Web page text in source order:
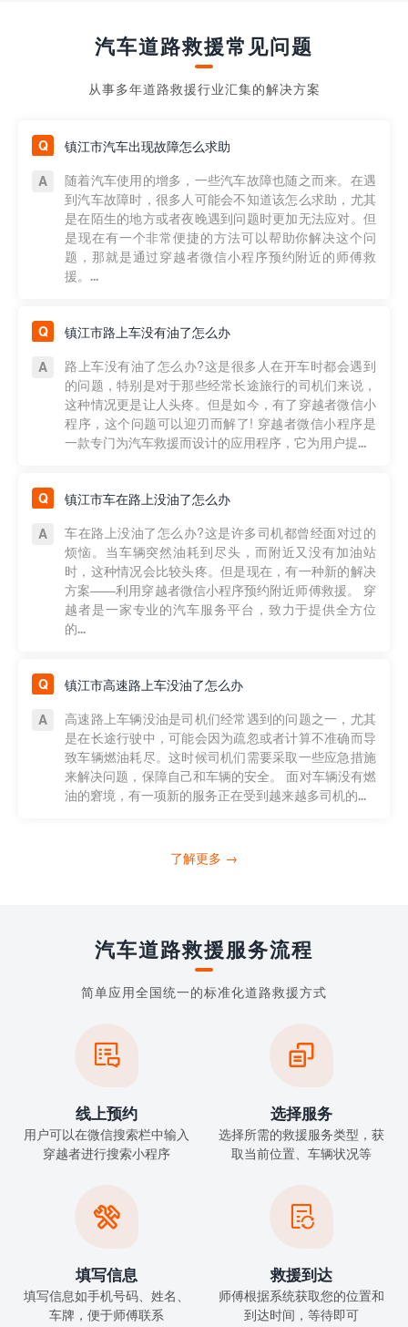
汽车道路救援常见问题
从事多年道路救援行业汇集的解决方案
镇江市汽车出现故障怎么求助
随着汽车使用的增多，一些汽车故障也随之而来。在遇
到汽车故障时，很多人可能会不知道该怎么求助，尤其
是在陌生的地方或者夜晚遇到问题时更加无法应对。但
是现在有一个非常便捷的方法可以帮助你解决这个问
题，那就是通过穿越者微信小程序预约附近的师傅救
援。...
镇江市路上车没有油了怎么办
路上车没有油了怎么办?这是很多人在开车时都会遇到
的问题，特别是对于那些经常长途旅行的司机们来说，
这种情况更是让人头疼。但是如今，有了穿越者微信小
程序，这个问题可以迎刃而解了! 穿越者微信小程序是
一款专门为汽车救援而设计的应用程序，它为用户提...
镇江市车在路上没油了怎么办
车在路上没油了怎么办?这是许多司机都曾经面对过的
烦恼。当车辆突然油耗到尽头，而附近又没有加油站
时，这种情况会比较头疼。但是现在，有一种新的解决
方案——利用穿越者微信小程序预约附近师傅救援。 穿
越者是一家专业的汽车服务平台，致力于提供全方位
的...
镇江市高速路上车没油了怎么办
高速路上车辆没油是司机们经常遇到的问题之一，尤其
是在长途行驶中，可能会因为疏忽或者计算不准确而导
致车辆燃油耗尽。这时候司机们需要采取一些应急措施
来解决问题，保障自己和车辆的安全。 面对车辆没有燃
油的窘境，有一项新的服务正在受到越来越多司机的...
了解更多 →
汽车道路救援服务流程
简单应用全国统一的标准化道路救援方式

线上预约
用户可以在微信搜索栏中输入
穿越者进行搜索小程序

选择服务
选择所需的救援服务类型，获
取当前位置、车辆状况等

填写信息
填写信息如手机号码、姓名、
车牌，便于师傅联系

救援到达
师傅根据系统获取您的位置和
到达时间，等待即可